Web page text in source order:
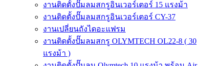
งานติดตั้งปั๊มลมสกรูอินเวอร์เตอร์ 15 แรงม้า
งานติดตั้งปั๊มลมสกรูอินเวอร์เตอร์ CY-37
งานเปลี่ยนถังไดอะแฟรม
งานติดตั้งปั๊มลมสกรู OLYMTECH OL22-8 ( 30
แรงม้า )